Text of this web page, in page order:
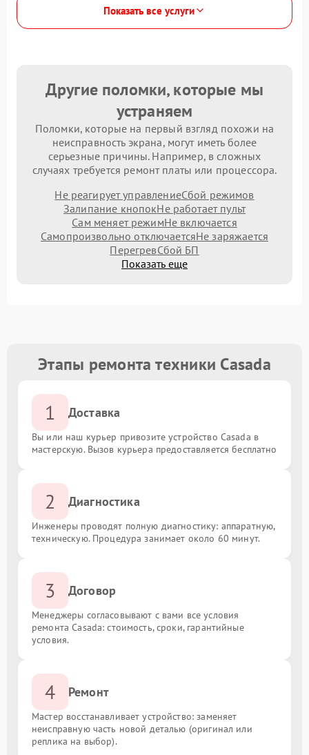
Показать все услуги
Другие поломки, которые мы
устраняем
Поломки, которые на первый взгляд похожи на
неисправность экрана, могут иметь более
серьезные причины. Например, в сложных
случаях требуется ремонт платы или процессора.
Не реагирует управлениеСбой режимов
Залипание кнопокНе работает пульт
Сам меняет режимНе включается
Самопроизвольно отключаетсяНе заряжается
ПерегревСбой БП
Показать еще
Этапы ремонта техники Casada
1 Доставка
Вы или наш курьер привозите устройство Casada в
мастерскую. Вызов курьера предоставляется бесплатно
2 Диагностика
Инженеры проводят полную диагностику: аппаратную,
техническую. Процедура занимает около 60 минут.
3 Договор
Менеджеры согласовывают с вами все условия
ремонта Casada: стоимость, сроки, гарантийные
условия.
4 Ремонт
Мастер восстанавливает устройство: заменяет
неисправную часть новой деталью (оригинал или
реплика на выбор).